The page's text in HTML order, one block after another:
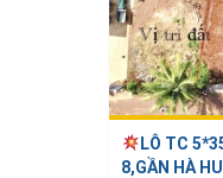
LÔ TC
8,GẦN HÀ